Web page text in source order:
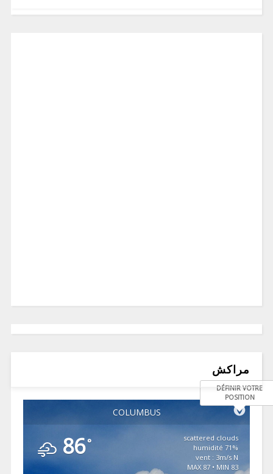
مراكش
COLUMBUS
DÉFINIR VOTRE
POSITION
86°
scattered clouds
71% humidité
vent : 3m/s N
MAX 87 • MIN 83